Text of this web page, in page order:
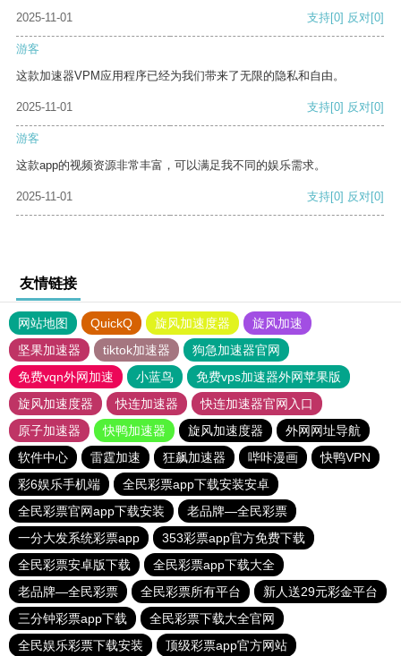
2025-11-01 支持[0] 反对[0]
游客
这款加速器VPM应用程序已经为我们带来了无限的隐私和自由。
2025-11-01 支持[0] 反对[0]
游客
这款app的视频资源非常丰富，可以满足我不同的娱乐需求。
2025-11-01 支持[0] 反对[0]
友情链接
网站地图 QuickQ 旋风加速度器
旋风加速
坚果加速器
tiktok加速器
狗急加速器官网
免费vqn外网加速
小蓝鸟
免费vps加速器外网苹果版
旋风加速度器
快连加速器
快连加速器官网入口
原子加速器
快鸭加速器 旋风加速度器
外网网址导航
软件中心
雷霆加速 狂飙加速器 哔咔漫画
快鸭VPN
彩6娱乐手机端
全民彩票app下载安装安卓
全民彩票官网app下载安装
老品牌—全民彩票
一分大发系统彩票app
353彩票app官方免费下载
全民彩票安卓版下载
全民彩票app下载大全
老品牌—全民彩票
全民彩票所有平台
新人送29元彩金平台
三分钟彩票app下载
全民彩票下载大全官网
全民娱乐彩票下载安装
顶级彩票app官方网站